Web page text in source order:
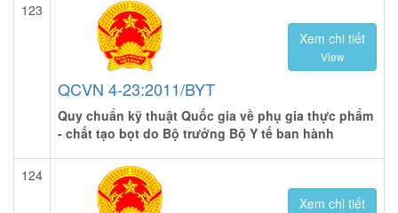
123
QCVN 4-23:2011/BYT
Quy chuẩn kỹ thuật Quốc gia về phụ gia thực phẩm
- chất tạo bọt do Bộ trưởng Bộ Y tế ban hành
Xem chi tiết
View
124
Xem chi tiết